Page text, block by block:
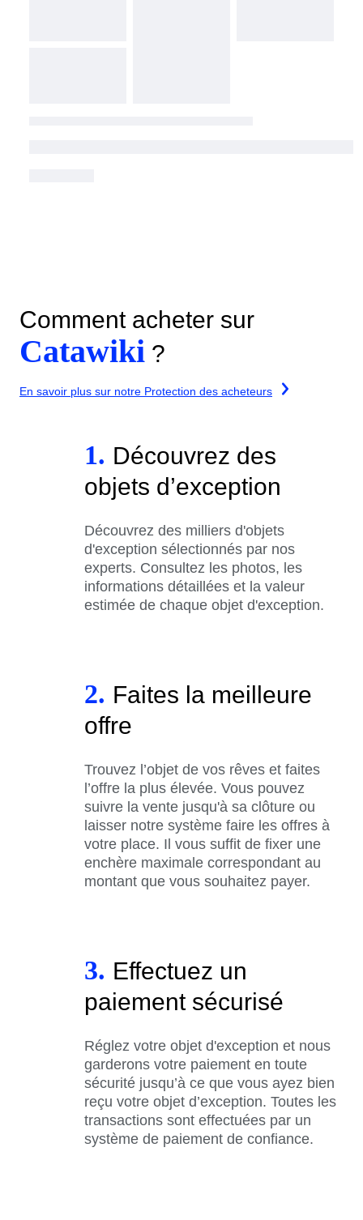
Comment acheter sur
Catawiki ?
En savoir plus sur notre Protection des acheteurs
1. Découvrez des
objets d’exception
Découvrez des milliers d'objets
d'exception sélectionnés par nos
experts. Consultez les photos, les
informations détaillées et la valeur
estimée de chaque objet d'exception.
2. Faites la meilleure
offre
Trouvez l’objet de vos rêves et faites
l’offre la plus élevée. Vous pouvez
suivre la vente jusqu'à sa clôture ou
laisser notre système faire les offres à
votre place. Il vous suffit de fixer une
enchère maximale correspondant au
montant que vous souhaitez payer.
3. Effectuez un
paiement sécurisé
Réglez votre objet d'exception et nous
garderons votre paiement en toute
sécurité jusqu’à ce que vous ayez bien
reçu votre objet d’exception. Toutes les
transactions sont effectuées par un
système de paiement de confiance.